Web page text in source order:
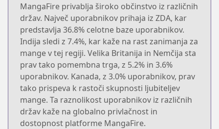
MangaFire privablja široko občinstvo iz različnih
držav. Največ uporabnikov prihaja iz ZDA, kar
predstavlja 36.8% celotne baze uporabnikov.
Indija sledi z 7.4%, kar kaže na rast zanimanja za
mange v tej regiji. Velika Britanija in Nemčija sta
prav tako pomembna trga, z 5.2% in 3.6%
uporabnikov. Kanada, z 3.0% uporabnikov, prav
tako prispeva k rastoči skupnosti ljubiteljev
mange. Ta raznolikost uporabnikov iz različnih
držav kaže na globalno privlačnost in
dostopnost platforme MangaFire.